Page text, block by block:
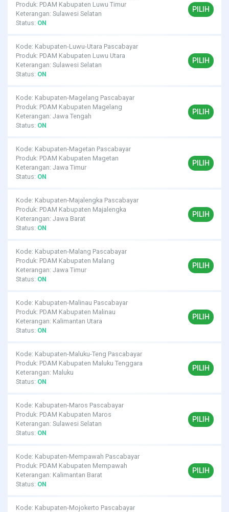
Produk: PDAM Kabupaten Luwu Timur
Keterangan: Sulawesi Selatan
Status: ON
PILIH
Kode: Kabupaten-Luwu-Utara Pascabayar
Produk: PDAM Kabupaten Luwu Utara
Keterangan: Sulawesi Selatan
Status: ON
PILIH
Kode: Kabupaten-Magelang Pascabayar
Produk: PDAM Kabupaten Magelang
Keterangan: Jawa Tengah
Status: ON
PILIH
Kode: Kabupaten-Magetan Pascabayar
Produk: PDAM Kabupaten Magetan
Keterangan: Jawa Timur
Status: ON
PILIH
Kode: Kabupaten-Majalengka Pascabayar
Produk: PDAM Kabupaten Majalengka
Keterangan: Jawa Barat
Status: ON
PILIH
Kode: Kabupaten-Malang Pascabayar
Produk: PDAM Kabupaten Malang
Keterangan: Jawa Timur
Status: ON
PILIH
Kode: Kabupaten-Malinau Pascabayar
Produk: PDAM Kabupaten Malinau
Keterangan: Kalimantan Utara
Status: ON
PILIH
Kode: Kabupaten-Maluku-Teng Pascabayar
Produk: PDAM Kabupaten Maluku Tenggara
Keterangan: Maluku
Status: ON
PILIH
Kode: Kabupaten-Maros Pascabayar
Produk: PDAM Kabupaten Maros
Keterangan: Sulawesi Selatan
Status: ON
PILIH
Kode: Kabupaten-Mempawah Pascabayar
Produk: PDAM Kabupaten Mempawah
Keterangan: Kalimantan Barat
Status: ON
PILIH
Kode: Kabupaten-Mojokerto Pascabayar